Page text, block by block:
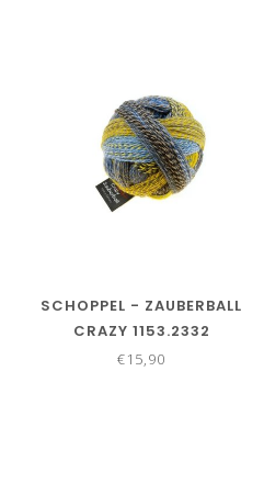
SCHOPPEL - ZAUBERBALL
CRAZY 1153.2332
€15,90